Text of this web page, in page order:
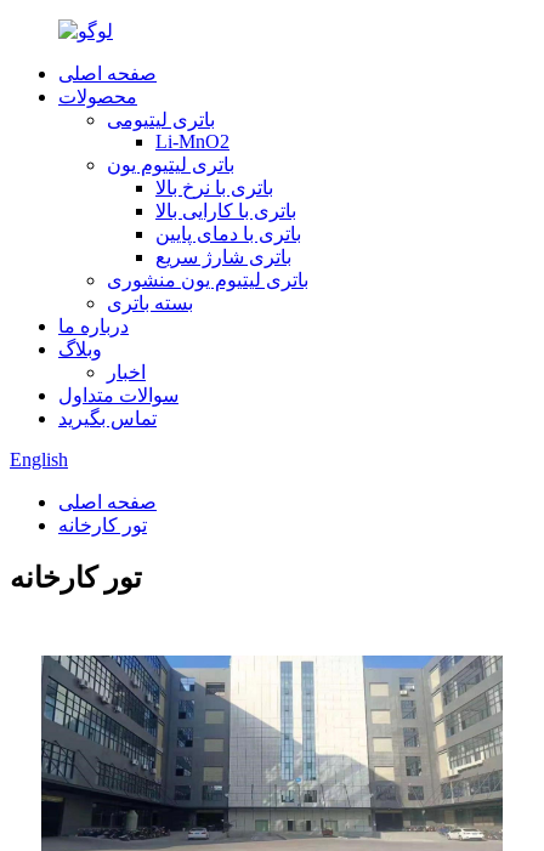
صفحه اصلی
محصولات
باتری لیتیومی
Li-MnO2
باتری لیتیوم یون
باتری با نرخ بالا
باتری با کارایی بالا
باتری با دمای پایین
باتری شارژ سریع
باتری لیتیوم یون منشوری
بسته باتری
درباره ما
وبلاگ
اخبار
سوالات متداول
تماس بگیرید
English
صفحه اصلی
تور کارخانه
تور کارخانه